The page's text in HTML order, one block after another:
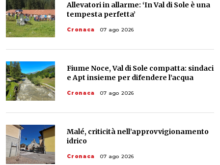
Allevatori in allarme: ‘In Val di Sole è una
tempesta perfetta’
Cronaca 07 ago 2026
Fiume Noce, Val di Sole compatta: sindaci
e Apt insieme per difendere l’acqua
Cronaca 07 ago 2026
Malé, criticità nell’approvvigionamento
idrico
Cronaca 07 ago 2026